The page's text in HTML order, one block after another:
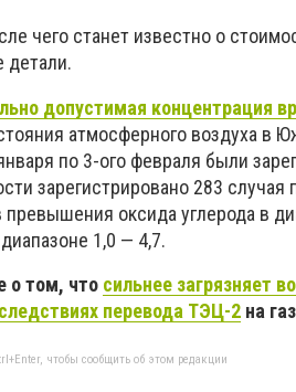
чего станет известно о
детали.
допустимая концентрация
атмосферного воздуха в
по 3-ого февраля были
зарегистрировано 283
превышения оксида углерода в
1,0 — 4,7.
о том, что сильнее загрязняет
перевода ТЭЦ-2 на
чтобы сообщить об этом редакции